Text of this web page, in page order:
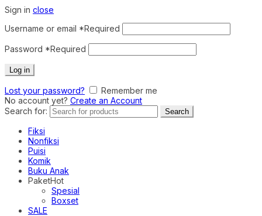
Sign in close
Username or email *Required
Password *Required
Log in
Lost your password?
Remember me
No account yet? Create an Account
Search for:
Search
Fiksi
Nonfiksi
Puisi
Komik
Buku Anak
PaketHot
Spesial
Boxset
SALE